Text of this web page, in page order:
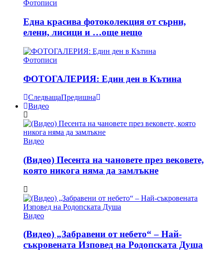
Фотописи
Една красива фотоколекция от сърни,
елени, лисици и …още нещо
Фотописи
ФОТОГАЛЕРИЯ: Един ден в Кътина
СледващаПредишна
Видео
Видео
(Видео) Песента на чановете през вековете,
която никога няма да замлъкне
Видео
(Видео) „Забравени от небето“ – Най-
съкровената Изповед на Родопската Душа